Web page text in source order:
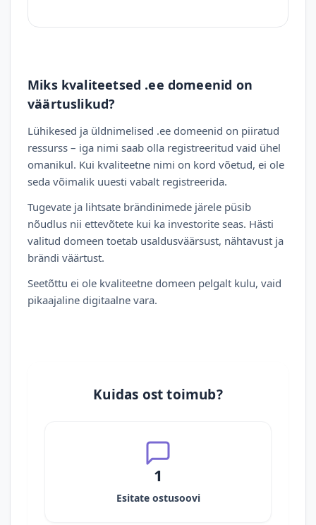
Miks kvaliteetsed .ee domeenid on
väärtuslikud?
Lühikesed ja üldnimelised .ee domeenid on piiratud
ressurss – iga nimi saab olla registreeritud vaid ühel
omanikul. Kui kvaliteetne nimi on kord võetud, ei ole
seda võimalik uuesti vabalt registreerida.
Tugevate ja lihtsate brändinimede järele püsib
nõudlus nii ettevõtete kui ka investorite seas. Hästi
valitud domeen toetab usaldusväärsust, nähtavust ja
brändi väärtust.
Seetõttu ei ole kvaliteetne domeen pelgalt kulu, vaid
pikaajaline digitaalne vara.
Kuidas ost toimub?
1
Esitate ostusoovi